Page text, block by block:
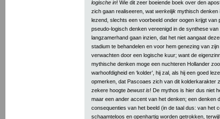
logische in! Wie dit zeer boeiende boek over den
zich gaan realiseeren, wat werkelijk mythisch denken
lezend, slechts een voorbeeld onder oogen krijgt van
pseudo-logisch denken vereenigd in de synthese van
langzamerhand gaan inzien, dat het niet aangaat
stadium te behandelen en voor hem genezing van
verwachten door een logische kuur; want de
mythische denken moge een nuchteren Hollander
warhoofdigheid en ‘kolder’, hij zal, als hij een goed
opmerken, dat Pascoaes zich van dit kolderkarakter
zekere hoogte bewust is! De mythos is hier dus niet
maar een ander accent van het denken; een denken
consequenties van het beeld (in de taal dus: van het
schaamteloos en openhartig worden getrokken,